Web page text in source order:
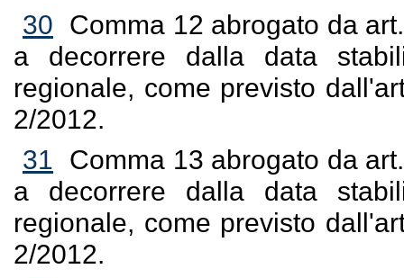
30 Comma 12 abrogato da
a decorrere dalla data
regionale, come previsto
2/2012.
31 Comma 13 abrogato da
a decorrere dalla data
regionale, come previsto
2/2012.